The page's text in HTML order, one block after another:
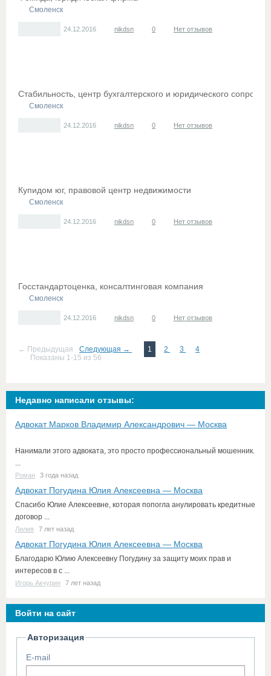
Смоленск
24.12.2016 nikdsn 0 Нет отзывов
Стабильность, центр бухгалтерского и юридического
Смоленск
24.12.2016 nikdsn 0 Нет отзывов
Купидом юг, правовой центр недвижимости
Смоленск
24.12.2016 nikdsn 0 Нет отзывов
Госстандартоценка, консалтинговая компания
Смоленск
24.12.2016 nikdsn 0 Нет отзывов
← Предыдущая Следующая → 1 2 3
4
Показаны 1-15 из 56
Недавно написали отзывы:
Адвокат Марков Владимир Александрович — Москва
Нанимали этого адвоката, это просто профессиональный мошенник.
...
Роман 3 года назад
Адвокат Погудина Юлия Алексеевна — Москва
Спасибо Юлие Алексеевне, которая попогла анулировать кредитные
договор ...
Лилия 7 лет назад
Адвокат Погудина Юлия Алексеевна — Москва
Благодарю Юлию Алексеевну Погудину за защиту моих прав и
интересов в с ...
Игорь Акчурин 7 лет назад
Войти на сайт
Авторизация
E-mail